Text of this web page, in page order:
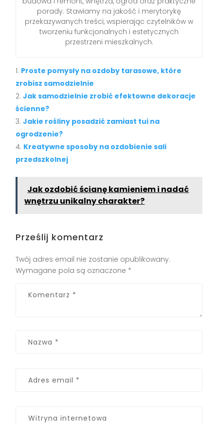
porady. Stawiamy na jakość i merytorykę
przekazywanych treści, wspierając czytelników w
tworzeniu funkcjonalnych i estetycznych
przestrzeni mieszkalnych.
Proste pomysły na ozdoby tarasowe, które
zrobisz samodzielnie
Jak samodzielnie zrobić efektowne dekoracje
ścienne?
Jakie rośliny posadzić zamiast tui na
ogrodzenie?
Kreatywne sposoby na ozdobienie sali
przedszkolnej
Jak ozdobić ścianę kamieniem i nadać
wnętrzu unikalny charakter?
Prześlij komentarz
Twój adres email nie zostanie opublikowany.
Wymagane pola są oznaczone *